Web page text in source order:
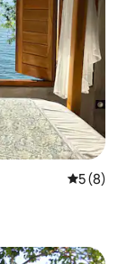
レビュー
5 (8)